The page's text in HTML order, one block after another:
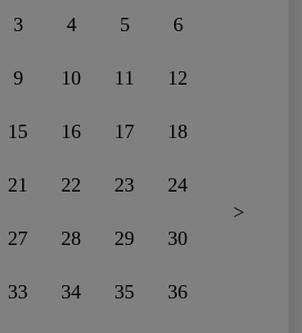
3 4 5 6
9 10 11 12
15 16 17 18
21 22 23 24
27 28 29 30
33 34 35 36
>